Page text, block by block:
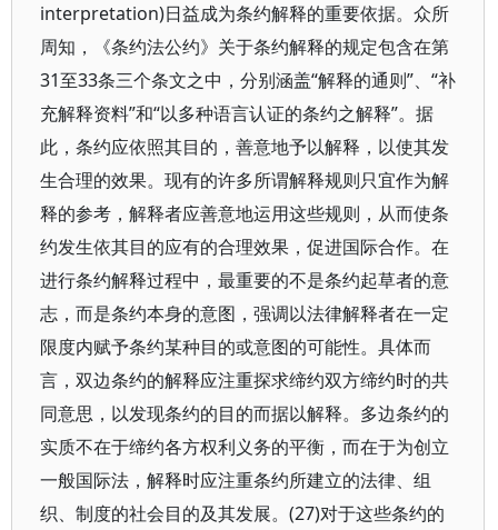
interpretation)日益成为条约解释的重要依据。众所
周知，《条约法公约》关于条约解释的规定包含在第
31至33条三个条文之中，分别涵盖“解释的通则”、“补
充解释资料”和“以多种语言认证的条约之解释”。据
此，条约应依照其目的，善意地予以解释，以使其发
生合理的效果。现有的许多所谓解释规则只宜作为解
释的参考，解释者应善意地运用这些规则，从而使条
约发生依其目的应有的合理效果，促进国际合作。在
进行条约解释过程中，最重要的不是条约起草者的意
志，而是条约本身的意图，强调以法律解释者在一定
限度内赋予条约某种目的或意图的可能性。具体而
言，双边条约的解释应注重探求缔约双方缔约时的共
同意思，以发现条约的目的而据以解释。多边条约的
实质不在于缔约各方权利义务的平衡，而在于为创立
一般国际法，解释时应注重条约所建立的法律、组
织、制度的社会目的及其发展。(27)对于这些条约的